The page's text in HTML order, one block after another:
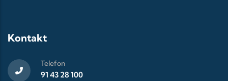
Kontakt
Telefon
91 43 28 100